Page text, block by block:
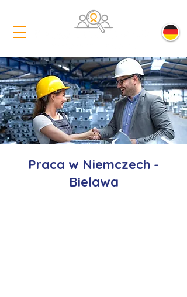
Praca w Niemczech -
Bielawa